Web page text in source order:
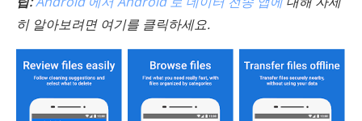
히 알아보려면 여기를 클릭하세요.